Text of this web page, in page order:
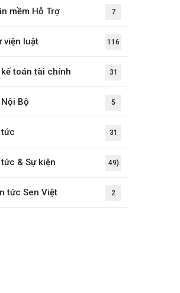
mềm Hỗ Trợ 7
viện luật 116
toán tài chính 31
Bộ 5
31
& Sự kiện 49)
tức Sen Việt 2